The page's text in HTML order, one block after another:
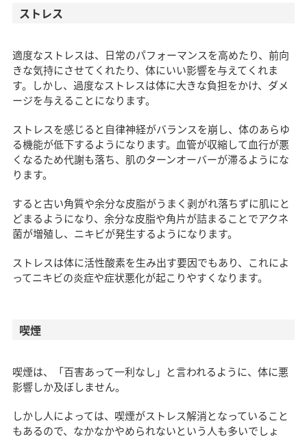
ストレス
適度なストレスは、日常のパフォーマンスを高めたり、前向
きな気持にさせてくれたり、体にいい影響を与えてくれま
す。しかし、過度なストレスは体に大きな負担をかけ、ダメ
ージを与えることになります。
ストレスを感じると自律神経がバランスを崩し、体のあらゆ
る機能が低下するようになります。血管が収縮して血行が悪
くなるため代謝も落ち、肌のターンオーバーが滞るようにな
ります。
すると古い角質や余分な皮脂がうまく剥がれ落ちずに肌にと
どまるようになり、余分な皮脂や角片が詰まることでアクネ
菌が増殖し、ニキビが発生するようになります。
ストレスは体に活性酸素を生み出す要因でもあり、これによ
ってニキビの炎症や症状悪化が起こりやすくなります。
喫煙
喫煙は、「百害あって一利なし」と言われるように、体に悪
影響しか及ぼしません。
しかし人によっては、喫煙がストレス解消となっていること
もあるので、なかなかやめられないという人も多いでしょ